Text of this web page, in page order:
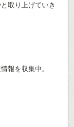
取り上げていき
報を収集中。